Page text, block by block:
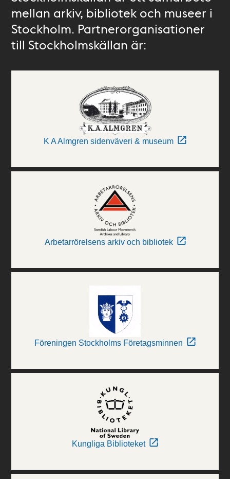
mellan arkiv, bibliotek och museer i
Stockholm. Partnerorganisationer
till Stockholmskällan är:
K A Almgren sidenväveri & museum
Arbetarrörelsens arkiv och bibliotek
Föreningen Stockholms Företagsminnen
Kungliga Biblioteket